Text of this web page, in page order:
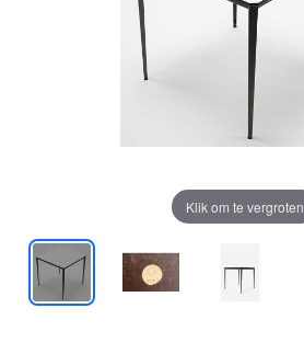
Klik om te vergroten